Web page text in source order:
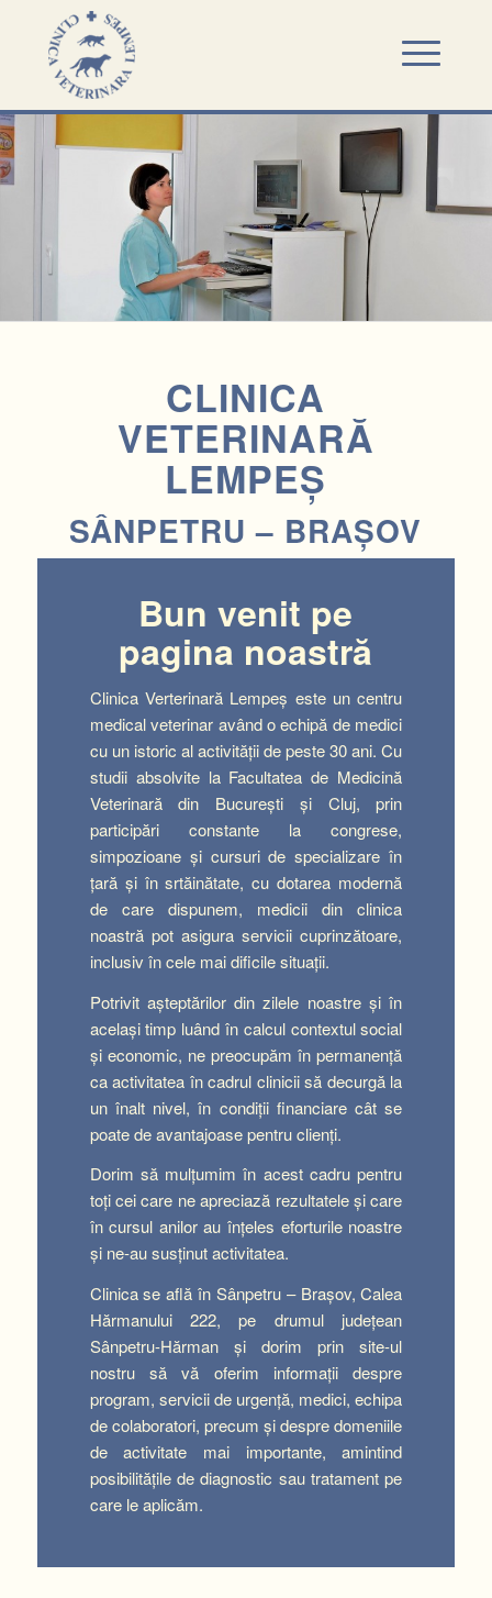
CLINICA
VETERINARĂ
LEMPEȘ
SÂNPETRU – BRAȘOV
Bun venit pe
pagina noastră
Clinica Verterinară Lempeș este un centru
medical veterinar având o echipă de medici
cu un istoric al activităţii de peste 30 ani. Cu
studii absolvite la Facultatea de Medicină
Veterinară din Bucureşti şi Cluj, prin
participări constante la congrese,
simpozioane şi cursuri de specializare în
ţară şi în srtăinătate, cu dotarea modernă
de care dispunem, medicii din clinica
noastră pot asigura servicii cuprinzătoare,
inclusiv în cele mai dificile situaţii.
Potrivit aşteptărilor din zilele noastre şi în
acelaşi timp luând în calcul contextul social
şi economic, ne preocupăm în permanenţă
ca activitatea în cadrul clinicii să decurgă la
un înalt nivel, în condiţii financiare cât se
poate de avantajoase pentru clienţi.
Dorim să mulţumim în acest cadru pentru
toți cei care ne apreciază rezultatele şi care
în cursul anilor au înţeles eforturile noastre
şi ne-au susţinut activitatea.
Clinica se află în Sânpetru – Braşov, Calea
Hărmanului 222, pe drumul judeţean
Sânpetru-Hărman și dorim prin site-ul
nostru să vă oferim informaţii despre
program, servicii de urgenţă, medici, echipa
de colaboratori, precum şi despre domeniile
de activitate mai importante, amintind
posibilităţile de diagnostic sau tratament pe
care le aplicăm.